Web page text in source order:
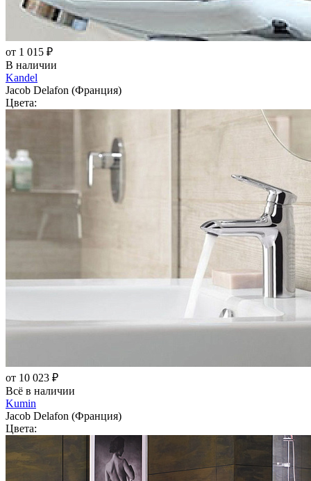
от 1 015 ₽
В наличии
Kandel
Jacob Delafon (Франция)
Цвета:
от 10 023 ₽
Всё в наличии
Kumin
Jacob Delafon (Франция)
Цвета: